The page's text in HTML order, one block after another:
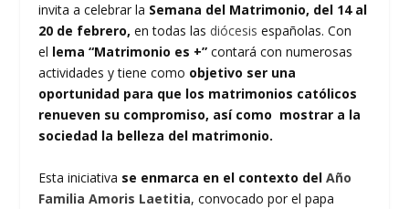
invita a celebrar la Semana del Matrimonio, del 14 al
20 de febrero, en todas las diócesis españolas. Con
el lema “Matrimonio es +” contará con numerosas
actividades y tiene como objetivo ser una
oportunidad para que los matrimonios católicos
renueven su compromiso, así como mostrar a la
sociedad la belleza del matrimonio.
Esta iniciativa se enmarca en el contexto delAño
Familia Amoris Laetitia, convocado por el papa